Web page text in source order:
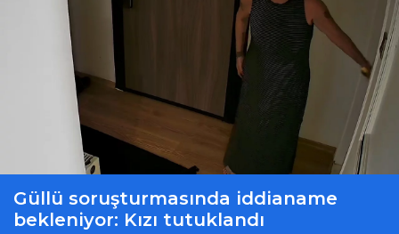
Güllü soruşturmasında iddianame
bekleniyor: Kızı tutuklandı